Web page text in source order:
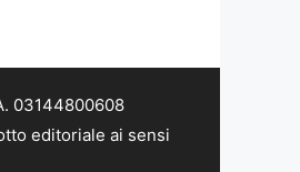
03144800608
editoriale ai sensi